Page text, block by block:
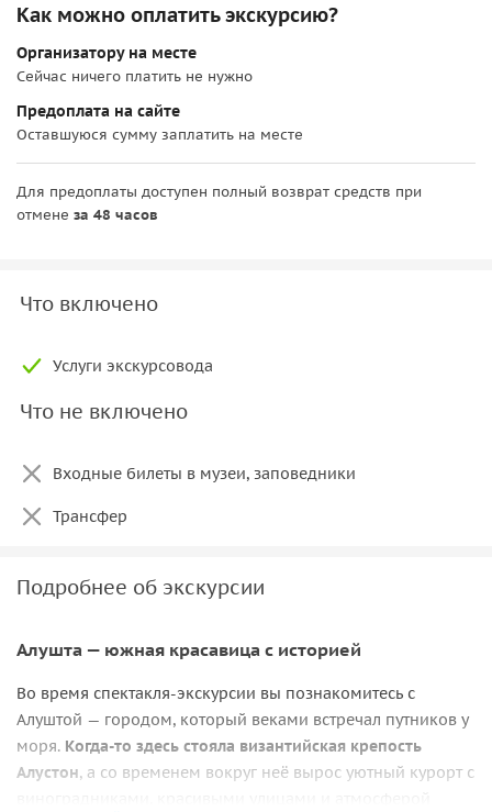
Как можно оплатить экскурсию?
Организатору на месте
Сейчас ничего платить не нужно
Предоплата на сайте
Оставшуюся сумму заплатить на месте
Для предоплаты доступен полный возврат средств при
отмене за 48 часов
Что включено
Услуги экскурсовода
Что не включено
Входные билеты в музеи, заповедники
Трансфер
Подробнее об экскурсии
Алушта — южная красавица с историей
Во время спектакля-экскурсии вы познакомитесь с
Алуштой — городом, который веками встречал путников у
моря. Когда-то здесь стояла византийская крепость
Алустон, а со временем вокруг неё вырос уютный курорт с